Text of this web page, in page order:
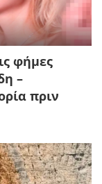
φήμες
–
πριν